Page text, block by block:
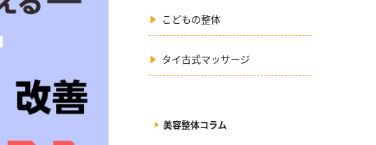
こどもの整体
タイ古式マッサージ
美容整体コラム